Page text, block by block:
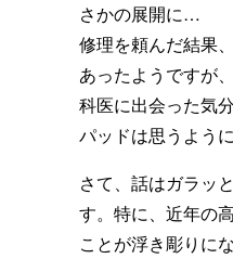
さかの展開に…
修理を頼んだ結果
あったようですが
科医に出会った気
パッドは思うよう
さて、話はガラッ
す。特に、近年の
ことが浮き彫りに